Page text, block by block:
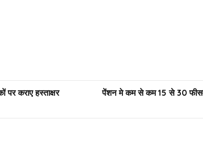
कराए हस्ताक्षर
पेंशन मे कम से कम 15 से 30